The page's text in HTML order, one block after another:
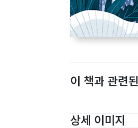
이 책과 관련
상세 이미지